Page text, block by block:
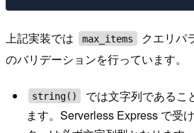
上記実装では max_items
クエリパ
のバリデーションを行っています。
string()
では文字列であるこ
ます。Serverless Express で受